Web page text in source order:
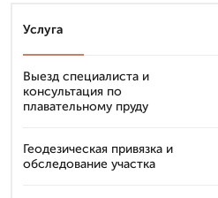
Услуга
Выезд специалиста и
консультация по
плавательному пруду
Геодезическая привязка и
обследование участка